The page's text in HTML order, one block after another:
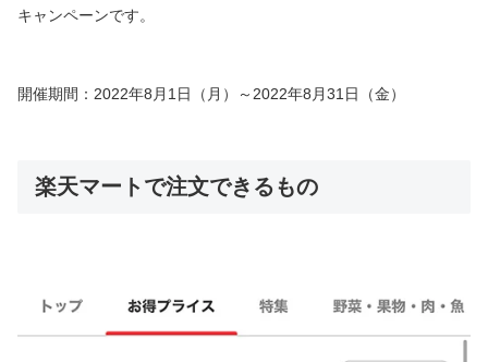
キャンペーンです。
開催期間：2022年8月1日（月）～2022年8月31日（金）
楽天マートで注文できるもの